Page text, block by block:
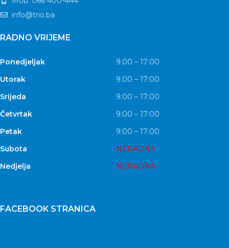
info@trio.ba
RADNO VRIJEME
Ponedjeljak
9:00 – 17:00
Utorak
9:00 – 17:00
Srijeda
9:00 – 17:00
Četvrtak
9:00 – 17:00
Petak
9:00 – 17:00
Subota
NERADNA
Nedjelja
NERADNA
FACEBOOK STRANICA